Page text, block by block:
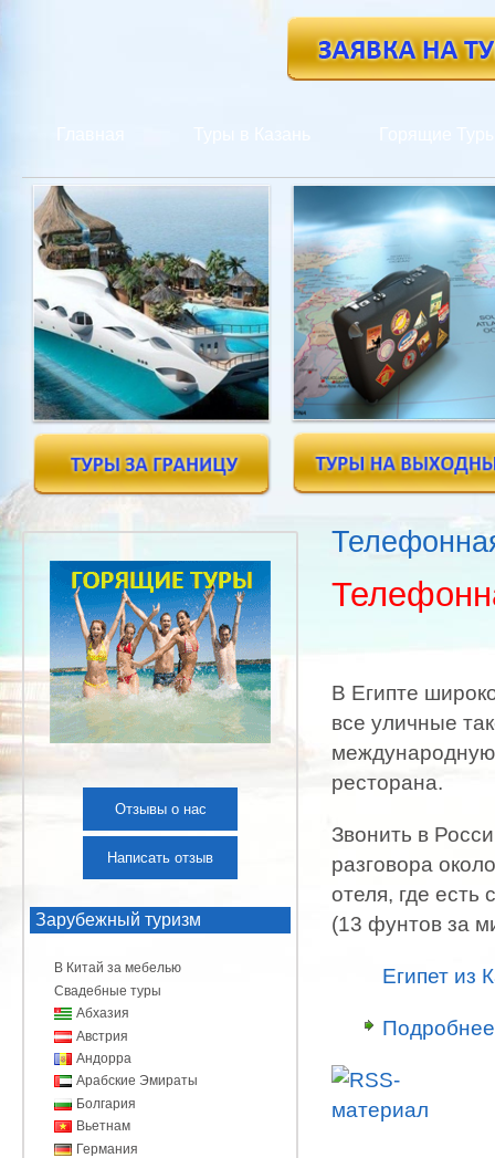
В Египте
все уличные
ресторана.
Звонить в
разговора
отеля, где
(13 фунтов за
Египет из
Подробнее
Отзывы о нас
Написать отзыв
Зарубежный туризм
В Китай за мебелью
Свадебные туры
Абхазия
Австрия
Андорра
Арабские Эмираты
Болгария
Вьетнам
Германия